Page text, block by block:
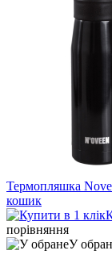
Термопляшка
кошик
порівняння
У